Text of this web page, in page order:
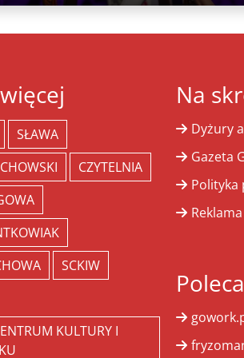
SŁAWA
CZYTELNIA
SCKIW
KULTURY I
Na
Dyżury
Gazeta
Polityka
Reklama